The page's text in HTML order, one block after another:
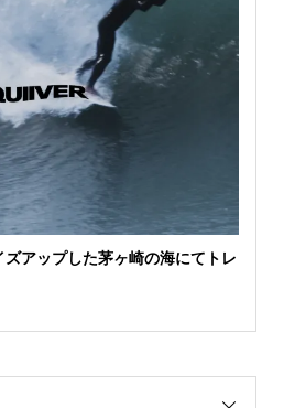
アップした茅ヶ崎の海にてトレ